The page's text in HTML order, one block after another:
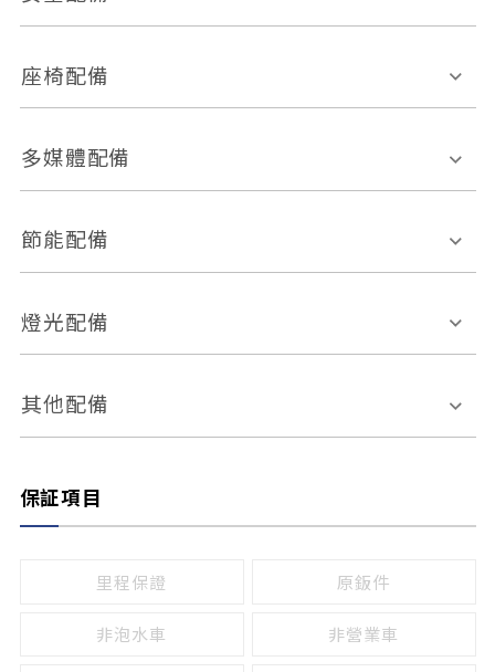
後視鏡方向指示燈
恆溫空調
前座正面氣囊
ABS防鎖死
車道偏離警示
自動停車系統 盲點偵測系統
倒車雷達
座椅配備
皮椅
無
有
多媒體配備
外部音源接入
節能配備
引擎啟閉系統
燈光配備
感應頭燈
頭燈光源
其他配備
保証項目
里程保證 原鈑件
非泡水車 非營業車